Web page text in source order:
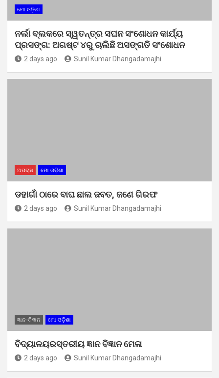
ମୋ ଓଡ଼ିଶା
ନର୍ଲା ବ୍ଲକରେ ସ୍ୱତନ୍ତ୍ର ସଘନ ସଂଶୋଧନ କାର୍ଯ୍ୟ
ପ୍ରସଙ୍ଗ: ଅଗଷ୍ଟ ୪ରୁ ଚାଲିଛି ଅସଙ୍ଗତି ସଂଶୋଧନ
2 days ago Sunil Kumar Dhangadamajhi
ଅପରାଧ ମୋ ଓଡ଼ିଶା
ଡହାଗାଁ ଠାରେ ବାଘ ଛାଲ ଜବତ, ଜଣେ ଗିରଫ
2 days ago Sunil Kumar Dhangadamajhi
ଜ୍ଞାନ-ବିଜ୍ଞାନ ମୋ ଓଡ଼ିଶା
ବିଦ୍ୟାଳୟରସ୍ତରୀୟ ଜ୍ଞାନ ବିଜ୍ଞାନ ମେଳା
2 days ago Sunil Kumar Dhangadamajhi